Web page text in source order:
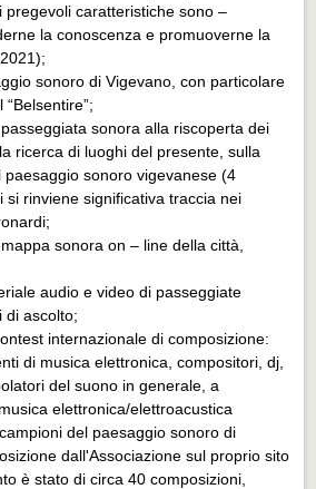
pregevoli caratteristiche sono –
la conoscenza e promuoverne la
sonoro di Vigevano, con particolare
sonora alla riscoperta dei
ricerca di luoghi del presente, sulla
sonoro vigevanese (4
si rinviene significativa traccia nei
sonora on – line della città,
audio e video di passeggiate
di ascolto;
internazionale di composizione:
di musica elettronica, compositori, dj,
del suono in generale, a
elettronica/elettroacustica
del paesaggio sonoro di
dall'Associazione sul proprio sito
è stato di circa 40 composizioni,